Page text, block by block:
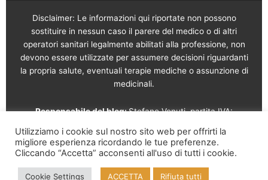
Disclaimer: Le informazioni qui riportate non possono
sostituire in nessun caso il parere del medico o di altri
operatori sanitari legalmente abilitati alla professione, non
devono essere utilizzate per assumere decisioni riguardanti
la propria salute, eventuali terapie mediche o assunzione di
medicinali.
Responsabile del blog:Stefano Venuti, partita IVA:
Vendita online a cura di: Garam s.r.l.Via Serviliano
Lattuada, 16 – 20135 Milano – Tel. 02 56568491 – Part. IVA
Utilizziamo i cookie sul nostro sito web per offrirti la
migliore esperienza ricordando le tue preferenze.
Cliccando “Accetta” acconsenti all'uso di tutti i cookie.
Cookie Settings ACCETTA Rifiuta tutti